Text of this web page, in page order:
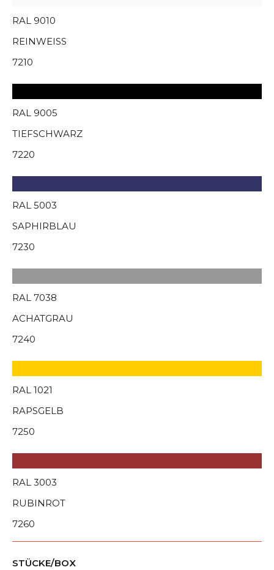
RAL 9010
REINWEISS
7210
RAL 9005
TIEFSCHWARZ
7220
RAL 5003
SAPHIRBLAU
7230
RAL 7038
ACHATGRAU
7240
RAL 1021
RAPSGELB
7250
RAL 3003
RUBINROT
7260
STÜCKE/BOX